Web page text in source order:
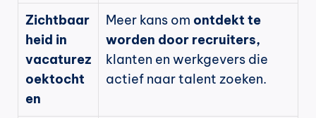
Zichtbaar
heid in
vacaturez
oektocht
en
Meer kans om ontdekt te
worden door recruiters,
klanten en werkgevers die
actief naar talent zoeken.